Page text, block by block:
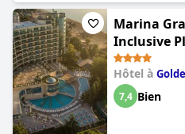
fait un lieu idéal pour les
romantiques et les vacances
voyages de luxe, lePrimoretz
la peine d'être considéré.
Marina
Inclusive
Hôtel à
7,4 Bien